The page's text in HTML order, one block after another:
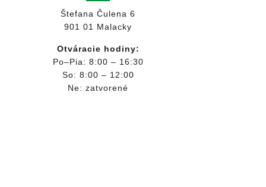
Štefana Čulena 6
901 01 Malacky
Otváracie hodiny:
Po–Pia: 8:00 – 16:30
So: 8:00 – 12:00
Ne: zatvorené